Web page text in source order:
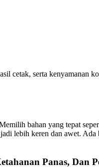
cetak, serta kenyamanan
bahan yang tepat
lebih keren dan awet. Ada
Panas, Dan